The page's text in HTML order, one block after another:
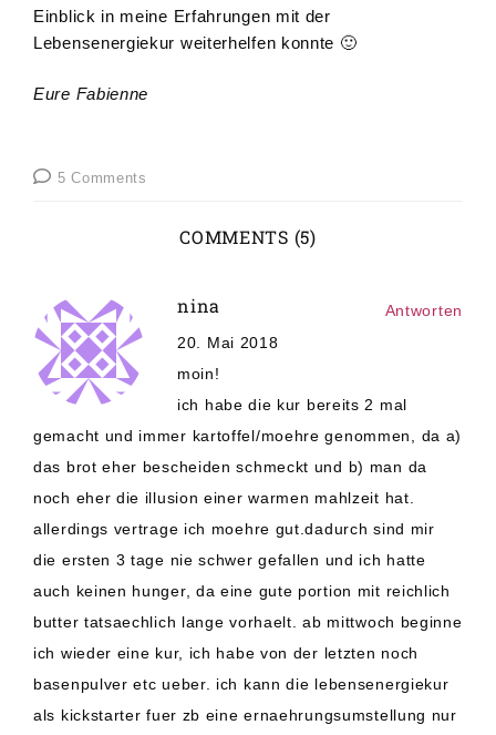
Einblick in meine Erfahrungen mit der
Lebensenergiekur weiterhelfen konnte 🙂
Eure Fabienne
5 Comments
COMMENTS (5)
nina
20. Mai 2018
moin!
ich habe die kur bereits 2 mal
gemacht und immer kartoffel/moehre genommen, da a)
das brot eher bescheiden schmeckt und b) man da
noch eher die illusion einer warmen mahlzeit hat.
allerdings vertrage ich moehre gut.dadurch sind mir
die ersten 3 tage nie schwer gefallen und ich hatte
auch keinen hunger, da eine gute portion mit reichlich
butter tatsaechlich lange vorhaelt. ab mittwoch beginne
ich wieder eine kur, ich habe von der letzten noch
basenpulver etc ueber. ich kann die lebensenergiekur
als kickstarter fuer zb eine ernaehrungsumstellung nur
Antworten